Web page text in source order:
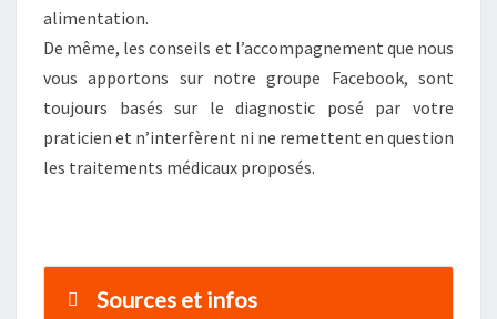
alimentation.
De même, les conseils et l’accompagnement que nous
vous apportons sur notre groupe Facebook, sont
toujours basés sur le diagnostic posé par votre
praticien et n’interfèrent ni ne remettent en question
les traitements médicaux proposés.
Sources et infos